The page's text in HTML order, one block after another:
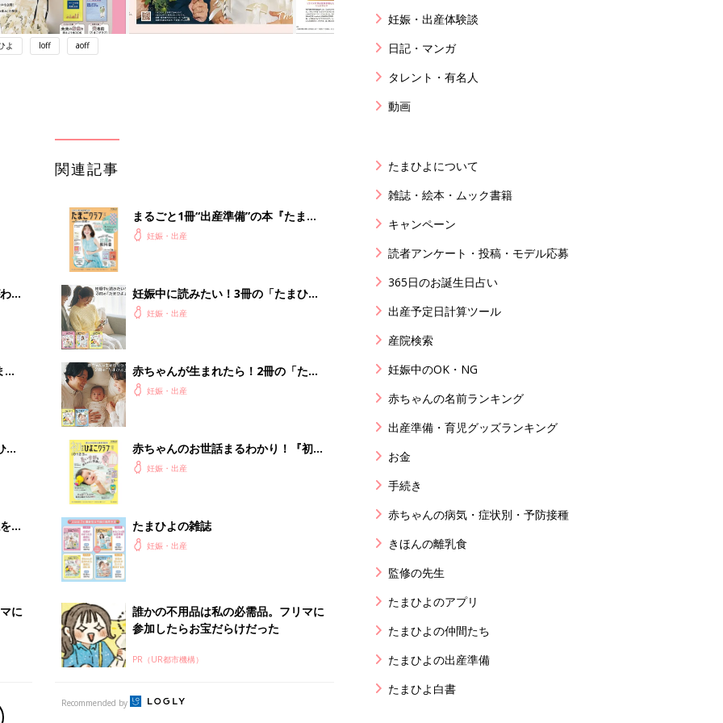
よ loff aoff
か
ご
買
に
関連記事
まるごと1冊“出産準備”の本『たまご
クラブ 夏号』〈スペシャル大特集〉
妊娠・出産
妊娠中に読みたい！3冊の「たまひ
よ」妊娠・出産
赤ちゃんが生まれたら！2冊の「たま
ひよ」
妊娠・出産
赤ちゃんのお世話まるわかり！『初め
てのひよこクラブ 夏号』〈巻頭大特
妊娠・出産
たまひよの雑誌
妊娠・出産
誰かの不用品は私の必需品。フリマに
参加したらお宝だらけだった
PR（UR都市機構）
Recommended by
妊娠・出産体験談
日記・マンガ
タレント・有名人
動画
たまひよについて
雑誌・絵本・ムック書籍
キャンペーン
読者アンケート・投稿・モデル応募
365日のお誕生日占い
出産予定日計算ツール
産院検索
妊娠中のOK・NG
赤ちゃんの名前ランキング
出産準備・育児グッズランキング
お金
手続き
赤ちゃんの病気・症状別・予防接種
きほんの離乳食
監修の先生
たまひよのアプリ
たまひよの仲間たち
たまひよの出産準備
たまひよ白書